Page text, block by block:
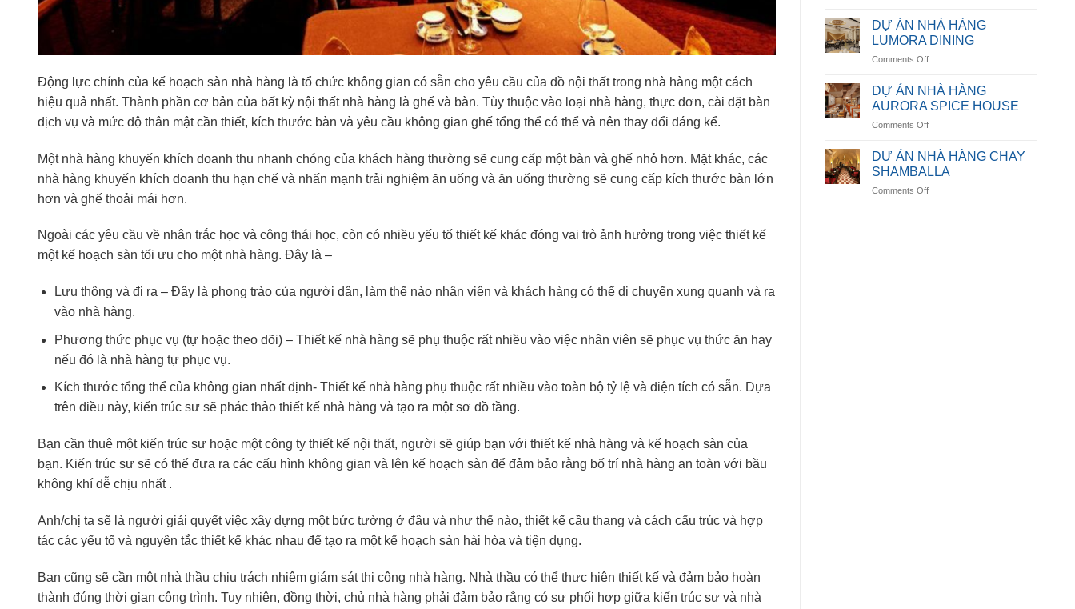
Động lực chính của kế hoạch sàn nhà hàng là tổ chức không gian có sẵn cho yêu cầu của đồ nội thất trong nhà hàng một cách
hiệu quả nhất. Thành phần cơ bản của bất kỳ nội thất nhà hàng là ghế và bàn. Tùy thuộc vào loại nhà hàng, thực đơn, cài đặt bàn
dịch vụ và mức độ thân mật cần thiết, kích thước bàn và yêu cầu không gian ghế tổng thể có thể và nên thay đổi đáng kể.
Một nhà hàng khuyến khích doanh thu nhanh chóng của khách hàng thường sẽ cung cấp một bàn và ghế nhỏ hơn. Mặt khác, các
nhà hàng khuyến khích doanh thu hạn chế và nhấn mạnh trải nghiệm ăn uống và ăn uống thường sẽ cung cấp kích thước bàn lớn
hơn và ghế thoải mái hơn.
Ngoài các yêu cầu về nhân trắc học và công thái học, còn có nhiều yếu tố thiết kế khác đóng vai trò ảnh hưởng trong việc thiết kế
một kế hoạch sàn tối ưu cho một nhà hàng. Đây là –
Lưu thông và đi ra – Đây là phong trào của người dân, làm thế nào nhân viên và khách hàng có thể di chuyển xung quanh và ra
vào nhà hàng.
Phương thức phục vụ (tự hoặc theo dõi) – Thiết kế nhà hàng sẽ phụ thuộc rất nhiều vào việc nhân viên sẽ phục vụ thức ăn hay
nếu đó là nhà hàng tự phục vụ.
Kích thước tổng thể của không gian nhất định- Thiết kế nhà hàng phụ thuộc rất nhiều vào toàn bộ tỷ lệ và diện tích có sẵn. Dựa
trên điều này, kiến ​​trúc sư sẽ phác thảo thiết kế nhà hàng và tạo ra một sơ đồ tầng.
Bạn cần thuê một kiến ​​trúc sư hoặc một công ty thiết kế nội thất, người sẽ giúp bạn với thiết kế nhà hàng và kế hoạch sàn của
bạn. Kiến trúc sư sẽ có thể đưa ra các cấu hình không gian và lên kế hoạch sàn để đảm bảo rằng bố trí nhà hàng an toàn với bầu
không khí dễ chịu nhất .
Anh/chị ta sẽ là người giải quyết việc xây dựng một bức tường ở đâu và như thế nào, thiết kế cầu thang và cách cấu trúc và hợp
tác các yếu tố và nguyên tắc thiết kế khác nhau để tạo ra một kế hoạch sàn hài hòa và tiện dụng.
Bạn cũng sẽ cần một nhà thầu chịu trách nhiệm giám sát thi công nhà hàng. Nhà thầu có thể thực hiện thiết kế và đảm bảo hoàn
thành đúng thời gian công trình. Tuy nhiên, đồng thời, chủ nhà hàng phải đảm bảo rằng có sự phối hợp giữa kiến ​​trúc sư và nhà
HIGHLANDS
RESTAURANT
DỰ ÁN NHÀ HÀNG
LUMORA DINING
Comments Offon
ÁN
NHÀ
HÀNG
LUMORA
DỰ ÁN NHÀ HÀNG
AURORA SPICE HOUSE
Comments Offon
ÁN
NHÀ
HÀNG
AURORA
DỰ ÁN NHÀ HÀNG CHAY
SHAMBALLA
Comments Offon